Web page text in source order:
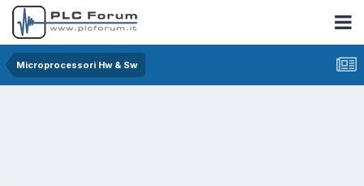
Microprocessori Hw & Sw